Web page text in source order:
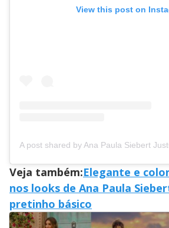
View this post on
Veja também:Elegante e
nos looks de Ana Paula
pretinho básico